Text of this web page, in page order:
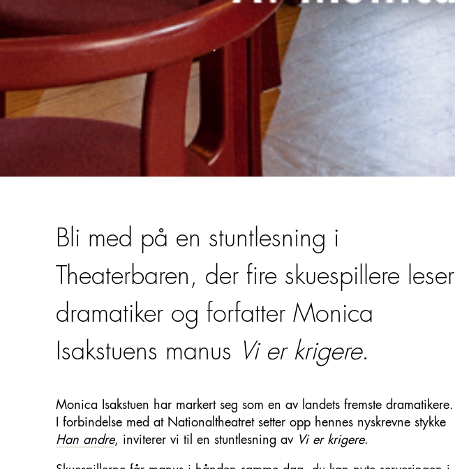
Bli med på en stuntlesning i
Theaterbaren, der fire skuespillere leser
dramatiker og forfatter Monica
Isakstuens manus Vi er krigere.
Monica Isakstuen har markert seg som en av landets fremste dramatikere.
I forbindelse med at Nationaltheatret setter opp hennes nyskrevne stykke
Han andre, inviterer vi til en stuntlesning av Vi er krigere.